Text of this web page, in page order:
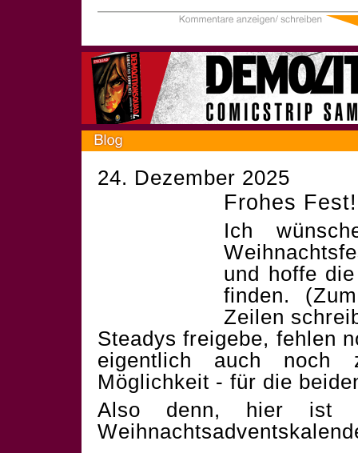
24. Dezember 2025
Frohes Fest!
Ich
und hoffe
finden.
Zeilen
Steadys freigebe, fehlen
eigentlich auch noch
Möglichkeit - für die
Also denn, hier ist